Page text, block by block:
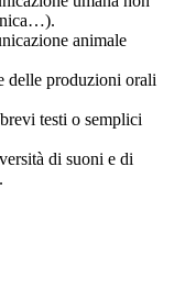
animale
delle produzioni orali
testi o semplici
di suoni e di